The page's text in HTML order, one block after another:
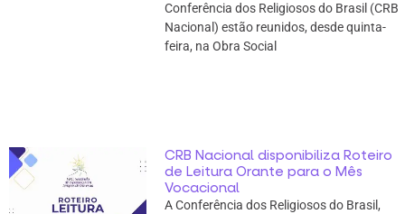
Conferência dos Religiosos do Brasil (CRB
Nacional) estão reunidos, desde quinta-
feira, na Obra Social
CRB Nacional disponibiliza Roteiro
de Leitura Orante para o Mês
Vocacional
A Conferência dos Religiosos do Brasil,